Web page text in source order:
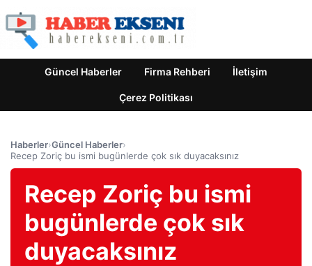
Güncel Haberler Firma Rehberi İletişim
Çerez Politikası
Haberler›Güncel Haberler›
Recep Zoriç bu ismi bugünlerde çok sık duyacaksınız
Recep Zoriç bu ismi
bugünlerde çok sık
duyacaksınız